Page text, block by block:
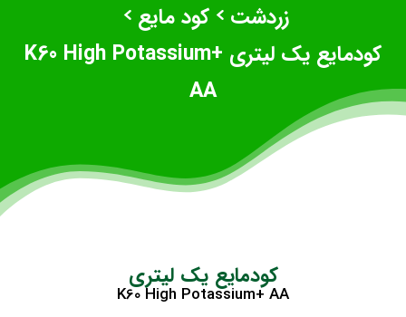
زردشت
کود مایع
کود‌مایع یک لیتری K60 High Potassium+
AA
کود‌مایع یک لیتری
K60 High Potassium+ AA